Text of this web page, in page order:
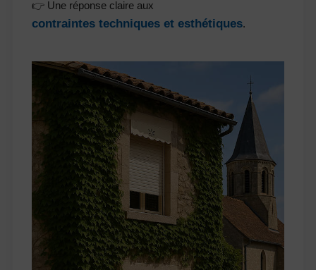
👉 Une réponse claire aux
contraintes techniques et esthétiques.